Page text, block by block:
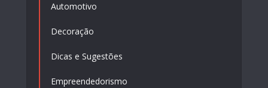
Automotivo
Decoração
Dicas e Sugestões
Empreendedorismo